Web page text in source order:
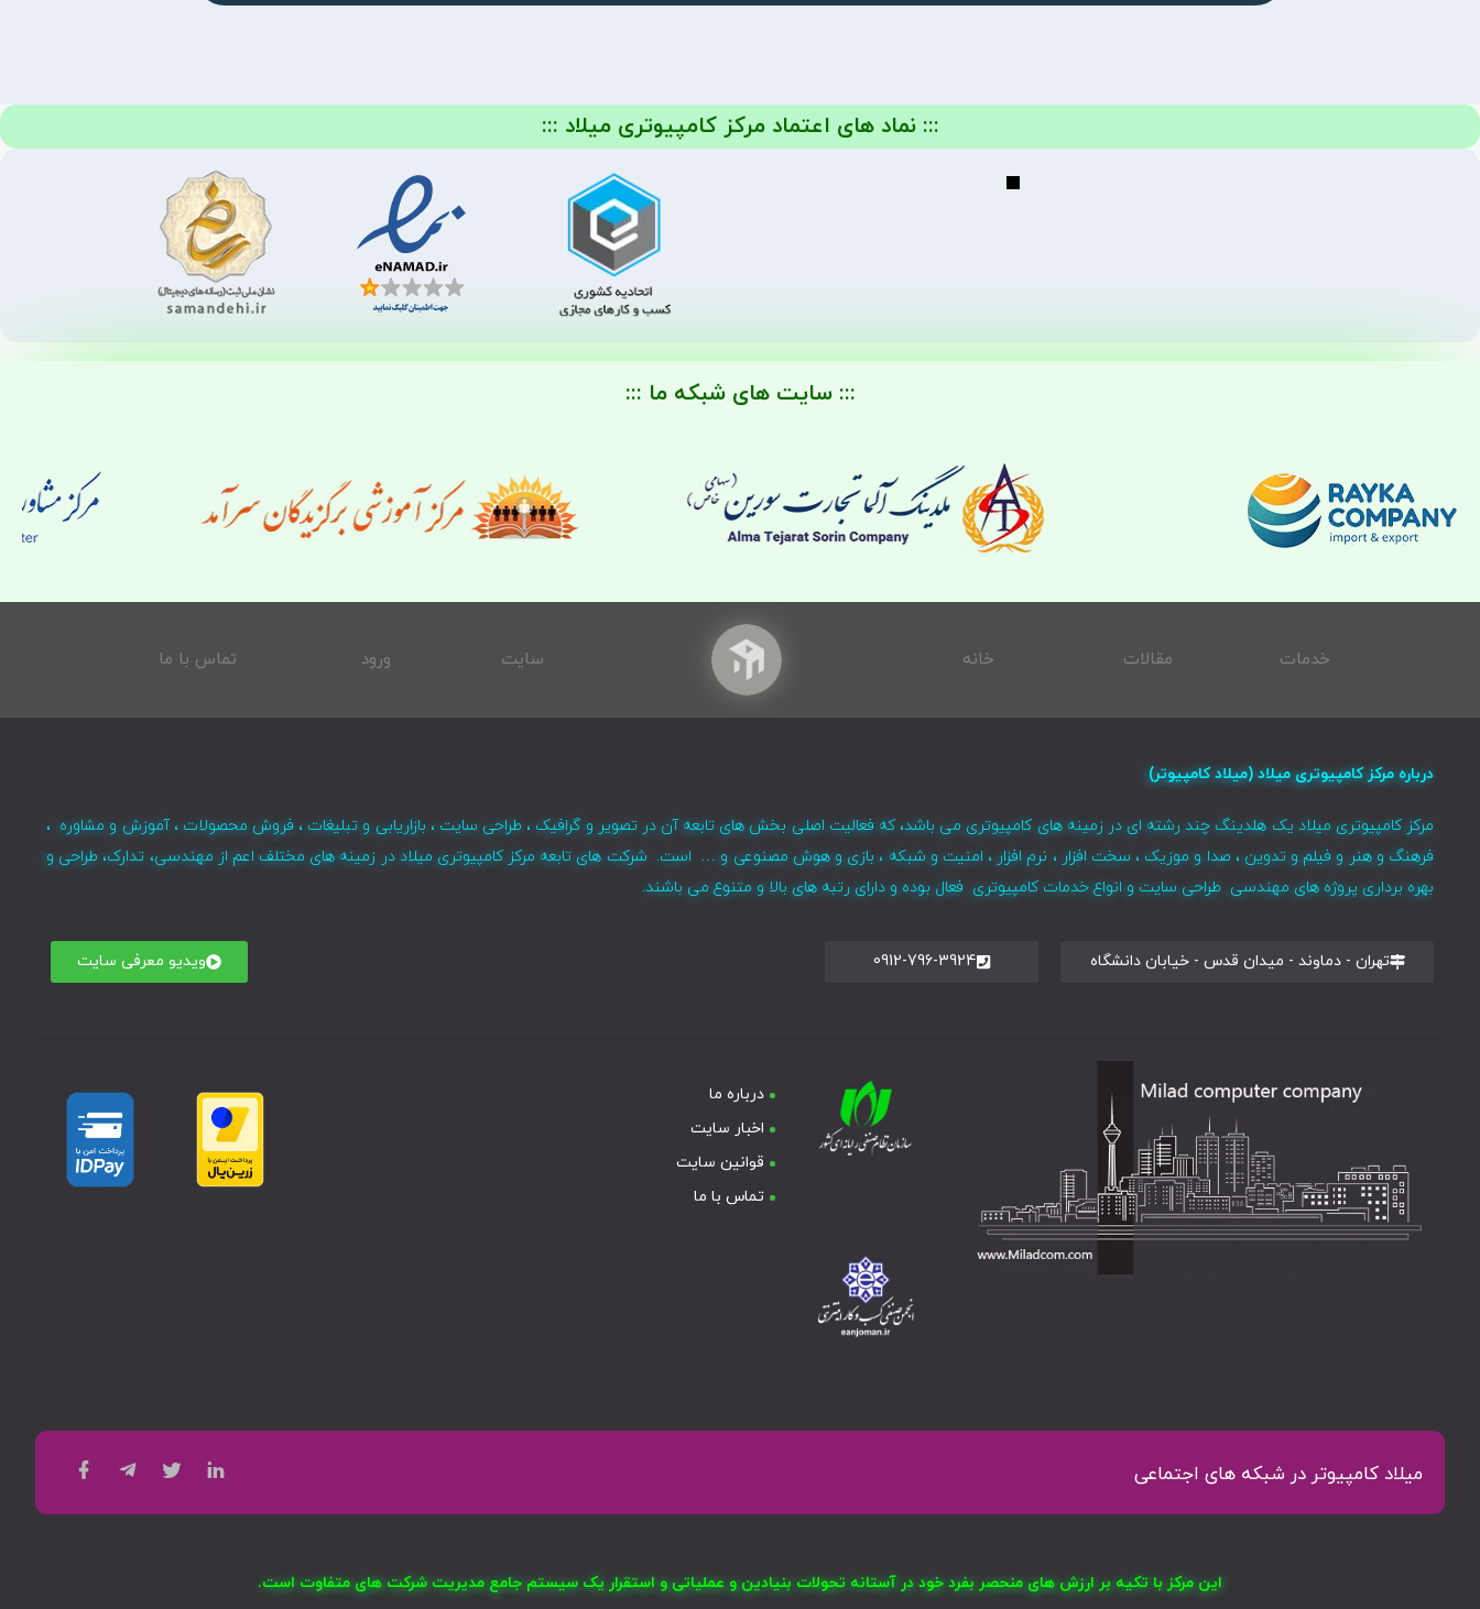
::: نماد های اعتماد مرکز کامپیوتری میلاد :::
::: سایت های شبکه ما :::
خدمات مقالات خانه سایت ورود تماس با ما
درباره مرکز کامپیوتری میلاد (میلاد کامپیوتر)
مرکز کامپیوتری میلاد یک هلدینگ چند رشته ای در زمینه های کامپیوتری می باشد، که فعالیت اصلی بخش های تابعه آن در تصویر و گرافیک ، طراحی سایت ، بازاریابی و تبلیغات ، فروش محصولات ، آموزش و مشاوره ،
فرهنگ و هنر و فیلم و تدوین ، صدا و موزیک ، سخت افزار ، نرم افزار ، امنیت و شبکه ، بازی و هوش مصنوعی و … است. شرکت های تابعه مرکز کامپیوتری میلاد در زمینه های مختلف اعم از مهندسی، تدارک، طراحی و
بهره برداری پروژه های مهندسی طراحی سایت و انواع خدمات کامپیوتری فعال بوده و دارای رتبه های بالا و متنوع می باشند.
تهران - دماوند - میدان قدس - خیابان دانشگاه 0912-796-3924 ویدیو معرفی سایت
درباره ما
اخبار سایت
قوانین سایت
تماس با ما
میلاد کامپیوتر در شبکه های اجتماعی
این مرکز با تکیه بر ارزش های منحصر بفرد خود در آستانه تحولات بنیادین و عملیاتی و استقرار یک سیستم جامع مدیریت شرکت های متفاوت است.